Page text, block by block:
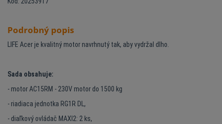
Podrobný popis
LIFE Acer je kvalitný motor navrhnutý tak, aby vydržal dlho.
Sada obsahuje:
- motor AC15RM - 230V motor do 1500 kg
- riadiaca jednotka RG1R DL,
- diaľkový ovládač MAXI2: 2 ks,